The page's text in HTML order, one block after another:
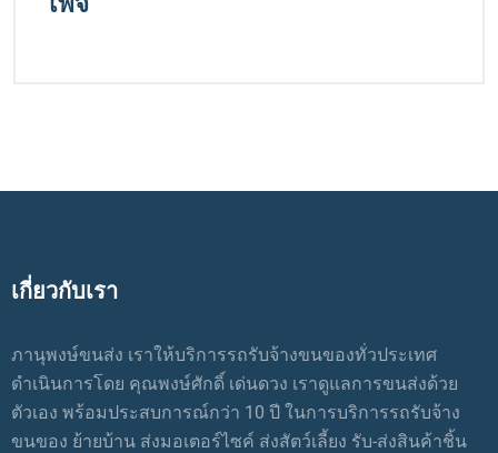
เกี่ยวกับเรา
ภานุพงษ์ขนส่ง เราให้บริการรถรับจ้างขนของทั่วประเทศ
ดำเนินการโดย คุณพงษ์ศักดิ์ เด่นดวง เราดูแลการขนส่งด้วย
ตัวเอง พร้อมประสบการณ์กว่า 10 ปี ในการบริการรถรับจ้าง
ขนของ ย้ายบ้าน ส่งมอเตอร์ไซค์ ส่งสัตว์เลี้ยง รับ-ส่งสินค้าชิ้น